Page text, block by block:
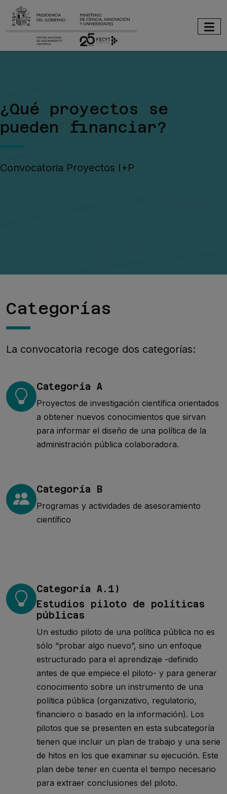
Pasar al contenido principal
Imagen
¿Qué proyectos se
pueden financiar?
Convocatoria Proyectos I+P
Categorías
La convocatoria recoge dos categorías:
Categoría A
Proyectos de investigación científica orientados
a obtener nuevos conocimientos que sirvan
para informar el diseño de una política de la
administración pública colaboradora.
Categoría B
Programas y actividades de asesoramiento
científico
Categoría A.1)
Estudios piloto de políticas
públicas
Un estudio piloto de una política pública no es
sólo “probar algo nuevo”, sino un enfoque
estructurado para el aprendizaje -definido
antes de que empiece el piloto- y para generar
conocimiento sobre un instrumento de una
política pública (organizativo, regulatorio,
financiero o basado en la información). Los
pilotos que se presenten en esta subcategoría
tienen que incluir un plan de trabajo y una serie
de hitos en los que examinar su ejecución. Este
plan debe tener en cuenta el tiempo necesario
para extraer conclusiones del piloto.